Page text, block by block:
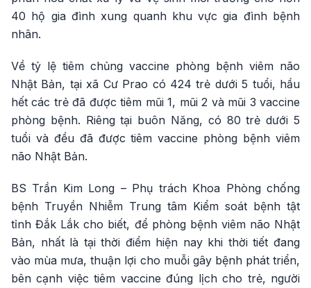
40 hộ gia đình xung quanh khu vực gia đình bệnh
nhân.
Về tỷ lệ tiêm chủng vaccine phòng bệnh viêm não
Nhật Bản, tại xã Cư Prao có 424 trẻ dưới 5 tuổi, hầu
hết các trẻ đã được tiêm mũi 1, mũi 2 và mũi 3 vaccine
phòng bệnh. Riêng tại buôn Năng, có 80 trẻ dưới 5
tuổi và đều đã được tiêm vaccine phòng bệnh viêm
não Nhật Bản.
BS Trần Kim Long – Phụ trách Khoa Phòng chống
bệnh Truyền Nhiễm Trung tâm Kiểm soát bệnh tật
tỉnh Đắk Lắk cho biết, để phòng bệnh viêm não Nhật
Bản, nhất là tại thời điểm hiện nay khi thời tiết đang
vào mùa mưa, thuận lợi cho muỗi gây bệnh phát triển,
bên cạnh việc tiêm vaccine đúng lịch cho trẻ, người